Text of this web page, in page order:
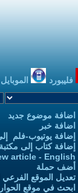
فليبورد الموبايل
اضافة موضوع جديد
اضافة خبر
إضافة يوتيوب-فلم
إضافة كتاب إلى
article - English
أضف حملة
تعديل الموقع الفرعي
ابحث في موقع